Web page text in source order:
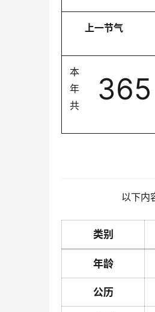
上一节气
本
年
共
365
以下内
类别
年龄
公历